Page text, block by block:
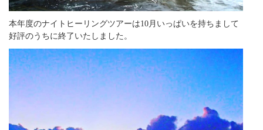
本年度のナイトヒーリングツアーは10月いっぱいを持ちまして
好評のうちに終了いたしました。